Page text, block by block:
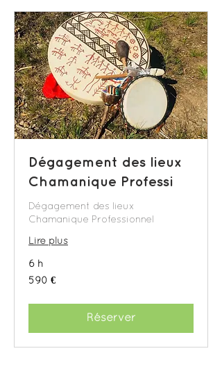
Dégagement des lieux
Chamanique Professi
Dégagement des lieux
Chamanique Professionnel
Lire plus
6 h
590
euros
590 €
Réserver